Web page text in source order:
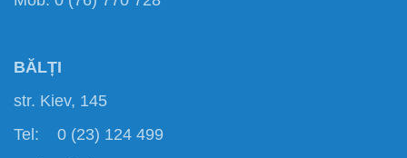
BĂLȚI
str. Kiev, 145
Tel: 0 (23) 124 499